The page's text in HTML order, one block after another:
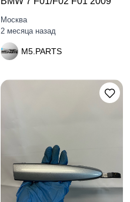
Москва
2 месяца назад
M5.PARTS